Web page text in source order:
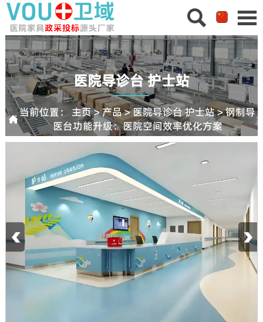
 
医院导诊台 护士站
当前位置： 主页>产品>医院导诊台 护士站>钢制导
医台功能升级：医院空间效率优化方案
‹ ›